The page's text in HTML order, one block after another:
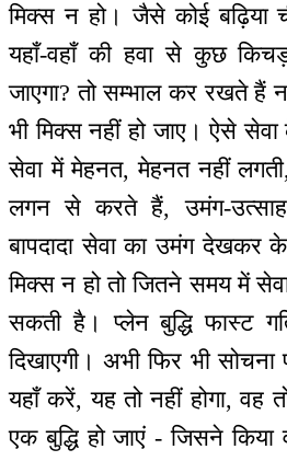
मिक्स न हो। जैसे कोई
यहाँ-वहाँ की हवा से कुछ
जाएगा? तो सम्भाल कर रखते हैं
भी मिक्स नहीं हो जाए। ऐसे
सेवा में मेहनत, मेहनत नहीं
लगन से करते हैं, उमंग-
बापदादा सेवा का उमंग देखकर
मिक्स न हो तो जितने समय में
सकती है। प्लेन बुद्धि फास्ट
दिखाएगी। अभी फिर भी
यहाँ करें, यह तो नहीं होगा, वह
एक बुद्धि हो जाएं - जिसने